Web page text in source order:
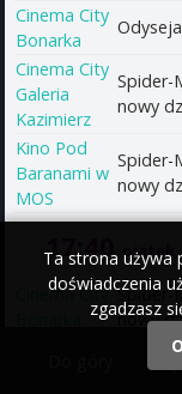
Ta strona używa
doświadczenia
zgadzasz
Cinema City
Bonarka
Odyseja
Cinema City
Galeria
Kazimierz
Spider-
nowy
Kino Pod
Baranami w
MOS
Spider-
nowy
17:40 piątek,
Cinema City Spider-
nowy